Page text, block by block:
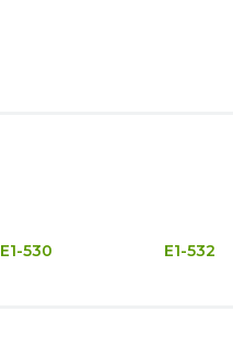
E1-530 E1-532